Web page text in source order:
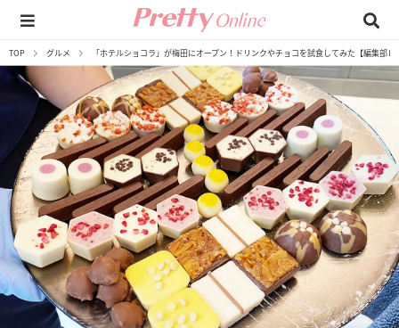
TOP グルメ 「ホテルショコラ」が梅田にオープン！ドリンクやチョコを試食してみた【編集部レ